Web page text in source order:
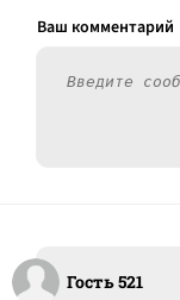
Гость 521